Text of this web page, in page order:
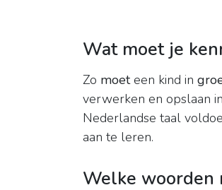
Wat moet je
Zo moeteen kind in
verwerken en opslaan
Nederlandse taal
aan te leren.
Welke woorden